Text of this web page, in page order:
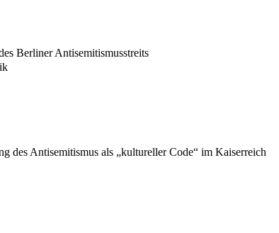
Berliner Antisemitismusstreits
des Antisemitismus als „kultureller Code“ im Kaiserreich